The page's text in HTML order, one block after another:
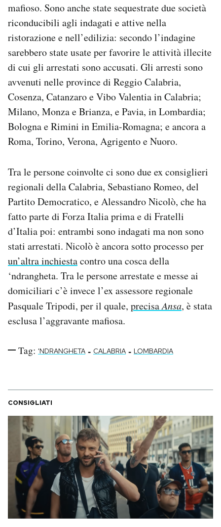
mafioso. Sono anche state sequestrate due società
riconducibili agli indagati e attive nella
ristorazione e nell’edilizia: secondo l’indagine
sarebbero state usate per favorire le attività illecite
di cui gli arrestati sono accusati. Gli arresti sono
avvenuti nelle province di Reggio Calabria,
Cosenza, Catanzaro e Vibo Valentia in Calabria;
Milano, Monza e Brianza, e Pavia, in Lombardia;
Bologna e Rimini in Emilia-Romagna; e ancora a
Roma, Torino, Verona, Agrigento e Nuoro.
Tra le persone coinvolte ci sono due ex consiglieri
regionali della Calabria, Sebastiano Romeo, del
Partito Democratico, e Alessandro Nicolò, che ha
fatto parte di Forza Italia prima e di Fratelli
d’Italia poi: entrambi sono indagati ma non sono
stati arrestati. Nicolò è ancora sotto processo per
un’altra inchiestacontro una cosca della
‘ndrangheta. Tra le persone arrestate e messe ai
domiciliari c’è invece l’ex assessore regionale
Pasquale Tripodi, per il quale, precisaAnsa, è stata
esclusa l’aggravante mafiosa.
Tag: 'NDRANGHETA - CALABRIA - LOMBARDIA
CONSIGLIATI